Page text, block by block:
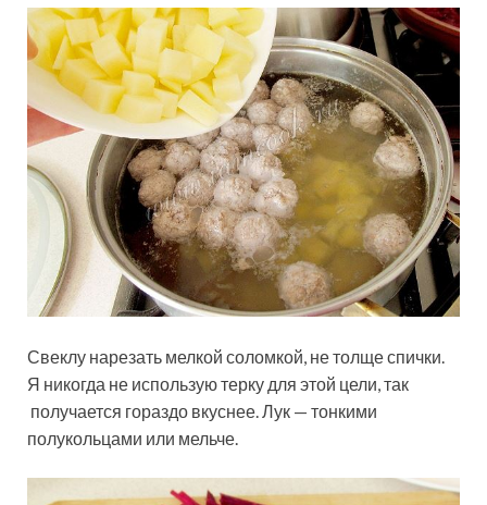
Свеклу нарезать мелкой соломкой, не толще спички.
Я никогда не использую терку для этой цели, так
получается гораздо вкуснее. Лук — тонкими
полукольцами или мельче.